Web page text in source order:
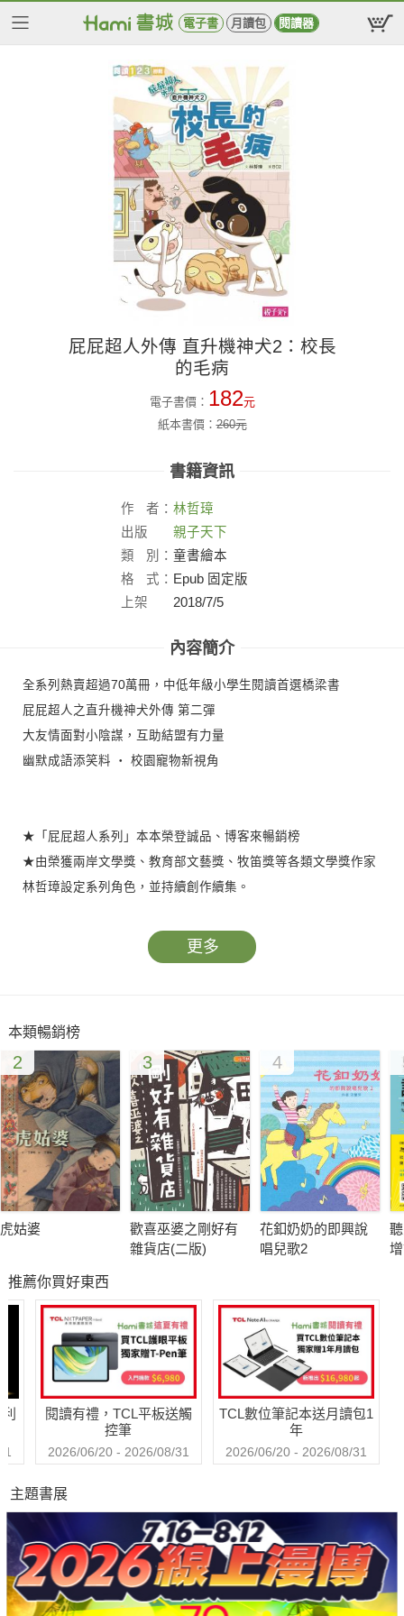
電子書 月讀包 閱讀器
屁屁超人外傳 直升機神犬2：校長
的毛病
電子書價： 182元
紙本書價：260元
書籍資訊
作 者： 林哲璋
出版
社：
親子天下
類
別： 童書繪本
格
式： Epub 固定版
上架
2018/7/5
內容簡介
全系列熱賣超過70萬冊，中低年級小學生閱讀首選橋梁書
屁屁超人之直升機神犬外傳 第二彈
大友情面對小陰謀，互助結盟有力量
幽默成語添笑料 ‧ 校園寵物新視角
★「屁屁超人系列」本本榮登誠品、博客來暢銷榜
★由榮獲兩岸文學獎、教育部文藝獎、牧笛獎等各類文學獎作家
林哲璋設定系列角色，並持續創作續集。
為什麼直升機神犬要教幼兒園的兩隻貓學游泳？
神祕小學裡暗藏危機，
貓小橘和貓小白可能會被趕出校門！
聽說是神祕校長有「毛」病的關係？
如何以過來人的身分……不！是以「過來寵物」的身分
帶領兩隻貓破解危機！
★知名讀本「閱讀123」系列之全新子系列故事。
★「屁屁超人」之搞笑又具設計感的插畫家「BO2擔綱插圖演
出，圖像逗趣十足，文圖合奏精采萬分。
更多
本類暢銷榜
2
虎姑婆
3
歡喜巫婆之剛好有
雜貨店(二版)
4
花釦奶奶的即興說
唱兒歌2
推薦你買好東西
閱讀有禮，TCL平板送觸
控筆
2026/06/20 - 2026/08/31
TCL數位筆記本送月讀包1
年
2026/06/20 - 2026/08/31
主題書展